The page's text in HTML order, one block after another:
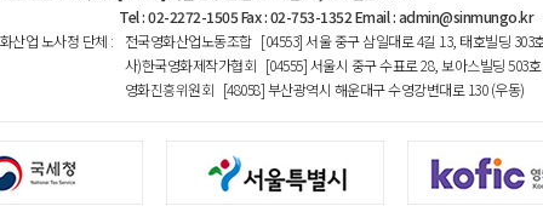
Tel : 02-2272-1505 Fax : 02-753-1352 Email : admin@sinmungo.kr
산업 노사정 단체 :
전국영화산업노동조합 [04553] 서울 중구 삼일대로 4길 13, 태호빌딩 303
사)한국영화제작가협회 [04555] 서울시 중구 수표로 28, 보아스빌딩 503호
영화진흥위원회 [48058] 부산광역시 해운대구 수영강변대로 130 (우동)